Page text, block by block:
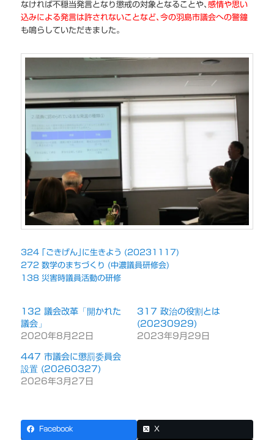
なければ不穏当発言となり懲戒の対象となることや､感情や思い
込みによる発言は許されないことなど､今の羽島市議会への警鐘
も鳴らしていただきました｡
324 ｢ごきげん｣に生きよう (20231117)
272 数学のまちづくり (中濃議員研修会)
138 災害時議員活動の研修
132 議会改革「開かれた
議会」
2020年8月22日
317 政治の役割とは
(20230929)
2023年9月29日
447 市議会に懲罰委員会
設置 (20260327)
2026年3月27日
Facebook X